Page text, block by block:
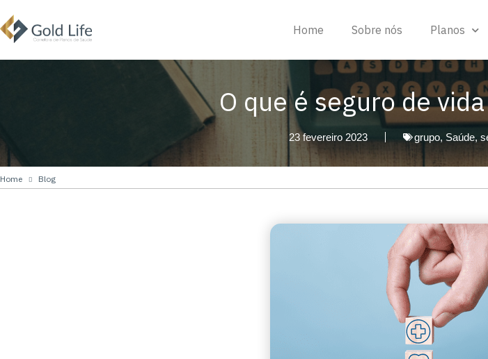
Home Sobre nós Planos
O que é seguro de
23 fevereiro 2023 grupo, Saúde,
Home Blog